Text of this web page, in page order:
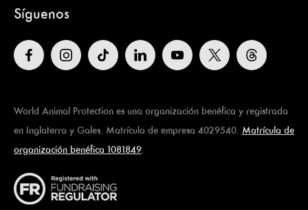
Síguenos
World Animal Protection es una organización benéfica y registrada
en Inglaterra y Gales. Matrícula de empresa 4029540. Matrícula de
organización benéfica 1081849